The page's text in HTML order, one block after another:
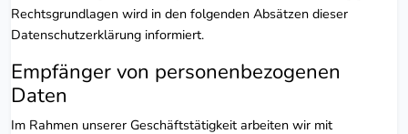
Rechtsgrundlagen wird in den folgenden Absätzen dieser
Datenschutzerklärung informiert.
Empfänger von personenbezogenen
Daten
Im Rahmen unserer Geschäftstätigkeit arbeiten wir mit